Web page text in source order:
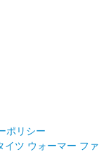
ポリシー
イツ ウォーマー ファ